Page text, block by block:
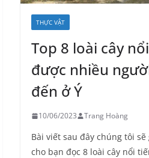
THỰC VẬT
Top 8 loài cây
được nhiều
đến ở Ý
10/06/2023 Trang Hoàng
Bài viết sau đây chúng tôi
cho bạn đọc 8 loài cây nổi